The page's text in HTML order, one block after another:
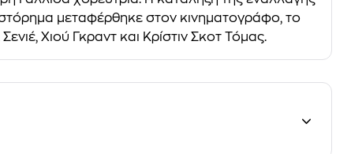
μεταφέρθηκε στον κινηματογράφο, το
Χιού Γκραντ και Κρίστιν Σκοτ Τόμας.